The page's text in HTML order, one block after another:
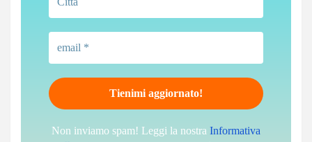
Non inviamo spam! Leggi la nostra Informativa